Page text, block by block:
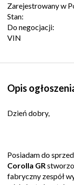
Zarejestrowany w
Stan:
Do negocjacji:
VIN
Opis
Dzień dobry,
Posiadam do
Corolla GR
fabryczny zespół